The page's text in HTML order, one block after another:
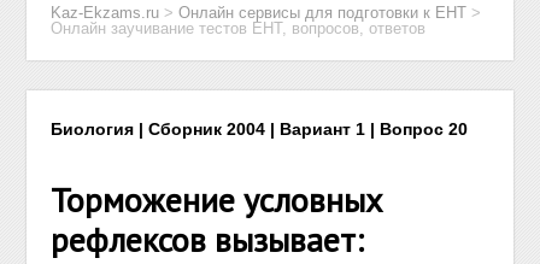
Kaz-Ekzams.ru >Онлайн сервисы для подготовки к ЕНТ >
Онлайн заучивание тестов ЕНТ, вопросов, ответов
Биология | Сборник 2004 | Вариант 1 | Вопрос 20
Торможение условных
рефлексов вызывает: